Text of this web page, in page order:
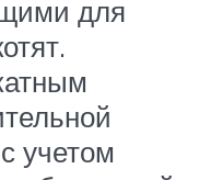
для
учетом